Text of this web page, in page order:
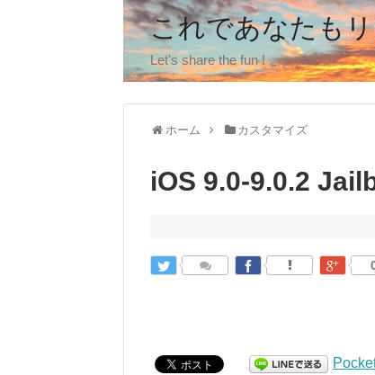
これであなたも
Let's share the fun !
ホーム カスタマイズ
iOS 9.0-9.0.2